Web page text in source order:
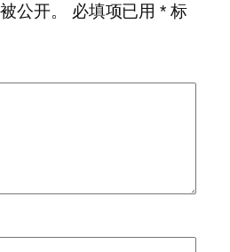
公开。
必填项已用* 标